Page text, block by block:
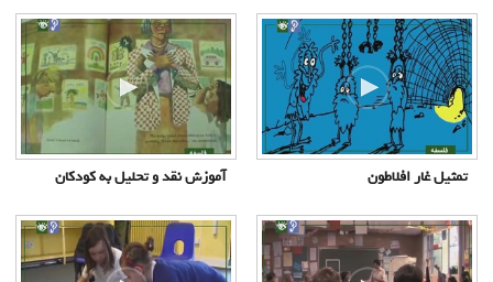
ورود
عضویت
تمثیل غار افلاطون آموزش نقد و تحلیل به کودکان